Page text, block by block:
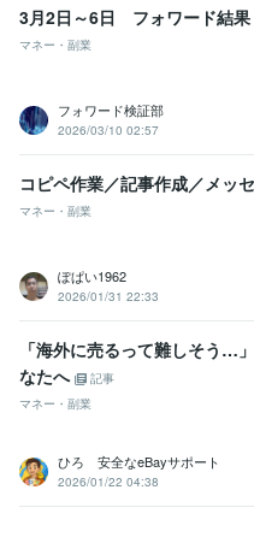
3月2日～6日 フォワード結果
マネー・副業
フォワード検証部
2026/03/10 02:57
コピペ作業／記事作成／メッ
マネー・副業
ぽぱい1962
2026/01/31 22:33
「海外に売るって難しそう…
なたへ
記事
マネー・副業
ひろ 安全なeBayサポート
2026/01/22 04:38